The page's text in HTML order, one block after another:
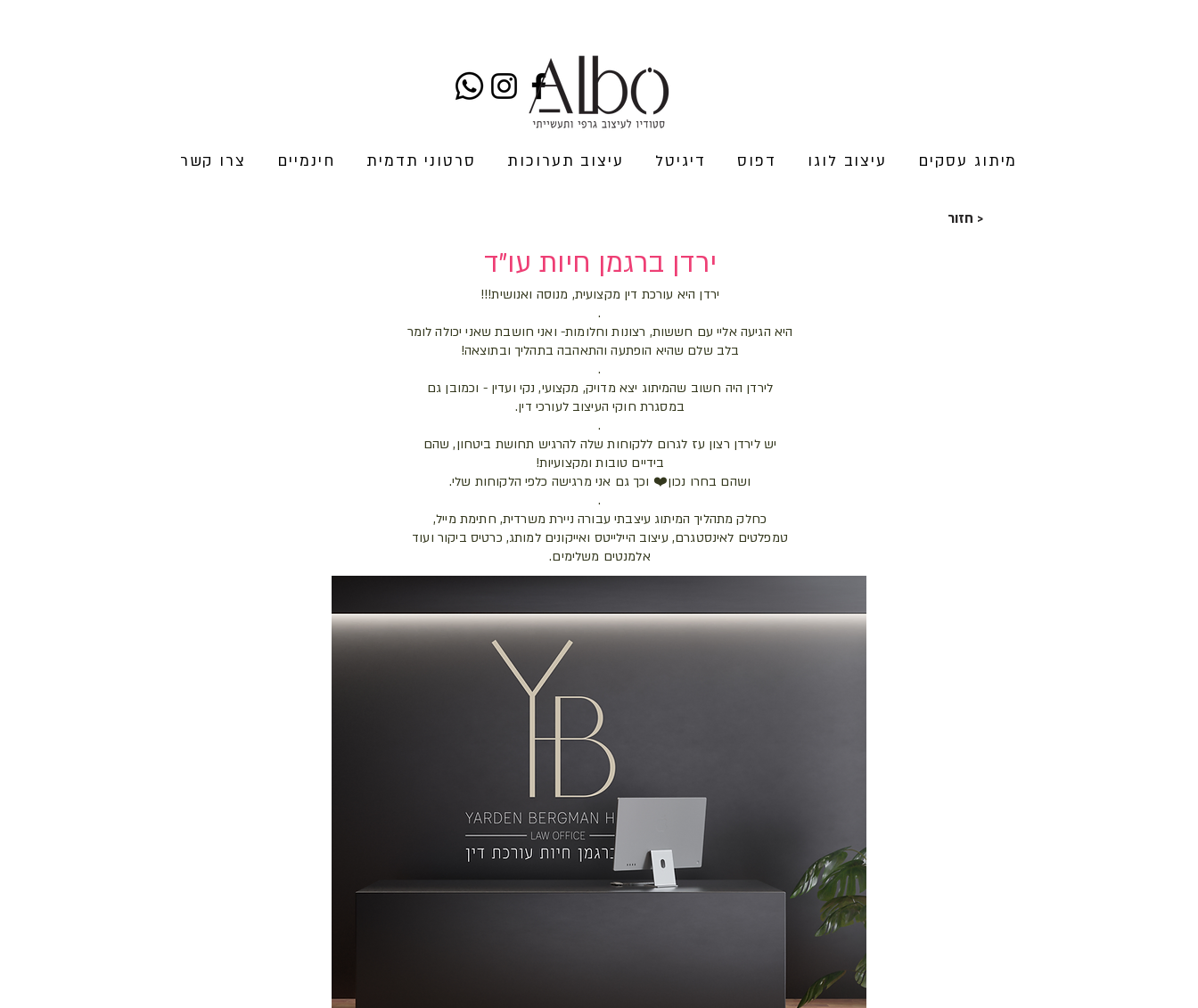
מיתוג עסקים עיצוב לוגו דפוס דיגיטל עיצוב תערוכות סרטוני תדמית חינמיים צרו קשר
חזור >
ירדן ברגמן חיות עו"ד
ירדן היא עורכת דין מקצועית, מנוסה ואנושית!!!
.
היא הגיעה אליי עם חששות, רצונות וחלומות- ואני חושבת שאני יכולה לומר
בלב שלם שהיא הופתעה והתאהבה בתהליך ובתוצאה!
.
לירדן היה חשוב שהמיתוג יצא מדויק, מקצועי, נקי ועדין - וכמובן גם
במסגרת חוקי העיצוב לעורכי דין.
.
יש לירדן רצון עז לגרום ללקוחות שלה להרגיש תחושת ביטחון, שהם
בידיים טובות ומקצועיות!
ושהם בחרו נכון❤️ וכך גם אני מרגישה כלפי הלקוחות שלי.
.
כחלק מתהליך המיתוג עיצבתי עבורה ניירת משרדית, חתימת מייל,
טמפלטים לאינסטגרם, עיצוב היילייטס ואייקונים למותג, כרטיס ביקור ועוד
אלמנטים משלימים.